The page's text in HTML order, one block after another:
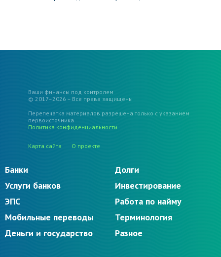
Ваши финансы под контролем
© 2017–2026 – Все права защищены
Перепечатка материалов разрешена только с указанием
первоисточника
Политика конфиденциальности
Карта сайта О проекте
Банки
Услуги банков
ЭПС
Мобильные переводы
Деньги и государство
Долги
Инвестирование
Работа по найму
Терминология
Разное